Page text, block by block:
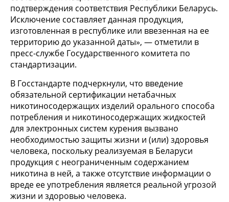
подтверждения соответствия Республики Беларусь.
Исключение составляет данная продукция,
изготовленная в республике или ввезенная на ее
территорию до указанной даты», — отметили в
пресс-службе Государственного комитета по
стандартизации.
В Госстандарте подчеркнули, что введение
обязательной сертификации нетабачных
никотиносодержащих изделий орального способа
потребления и никотиносодержащих жидкостей
для электронных систем курения вызвано
необходимостью защиты жизни и (или) здоровья
человека, поскольку реализуемая в Беларуси
продукция с неограниченным содержанием
никотина в ней, а также отсутствие информации о
вреде ее употребления является реальной угрозой
жизни и здоровью человека.